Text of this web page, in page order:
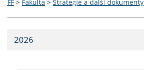
FF > Fakulta > Strategie a další dokumenty
2026